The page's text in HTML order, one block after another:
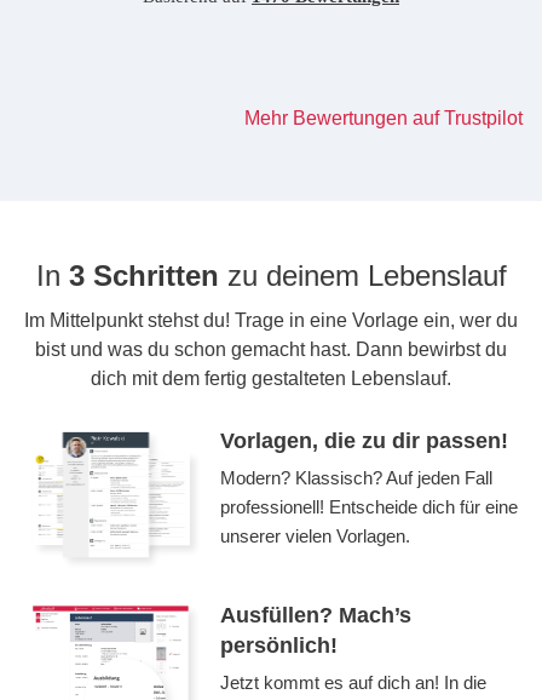
Mehr Bewertungen auf Trustpilot
In 3 Schritten zu deinem Lebenslauf
Im Mittelpunkt stehst du! Trage in eine Vorlage ein, wer du
bist und was du schon gemacht hast. Dann bewirbst du
dich mit dem fertig gestalteten Lebenslauf.
Vorlagen, die zu dir passen!
Modern? Klassisch? Auf jeden Fall
professionell! Entscheide dich für eine
unserer vielen Vorlagen.
Ausfüllen? Mach’s
persönlich!
Jetzt kommt es auf dich an! In die